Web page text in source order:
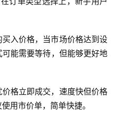
买入价格，当市场价格达到设
能需要等待，但能够更好地
价格立即成交，速度快但价格
用市价单，简单快捷。